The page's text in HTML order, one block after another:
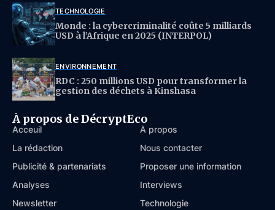
TECHNOLOGIE
Monde : la cybercriminalité coûte 5 milliards
USD à l’Afrique en 2025 (INTERPOL)
ENVIRONNEMENT
RDC : 250 millions USD pour transformer la
gestion des déchets à Kinshasa
À propos de DécryptEco
Acceuil
À propos
La rédaction
Nous contacter
Publicité & partenariats
Proposer une information
Analyses
Interviews
Newsletter
Technologie